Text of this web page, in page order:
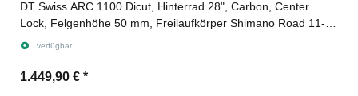
DT Swiss ARC 1100 Dicut, Hinterrad 28", Carbon, Center
Lock, Felgenhöhe 50 mm, Freilaufkörper Shimano Road 11-
fach für Steckachse 12/142 mm TA, Ratchet EXP
verfügbar
1.449,90 € *